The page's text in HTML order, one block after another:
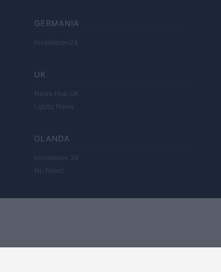
GERMANIA
Investieren24
UK
News Hub UK
Lgbtq News
OLANDA
Investeren 24
NL Newz